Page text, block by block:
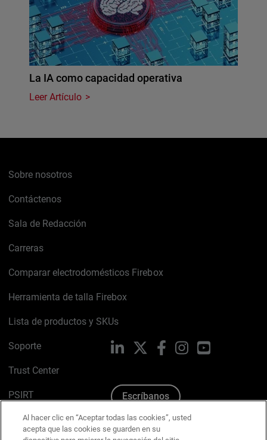
La IA como capacidad operativa
Leer Artículo
Sobre nosotros
Contáctenos
Sala de Redacción
Carreras
Comparar electrodomésticos Firebox
Herramienta de talla Firebox
Lista de productos y SKUs
Soporte
Trust Center
PSIRT
Política de cookies
LinkedIn FacebookInstagramYouTube
Escríbanos
Al hacer clic en “Aceptar todas las cookies”, usted
acepta que las cookies se guarden en su